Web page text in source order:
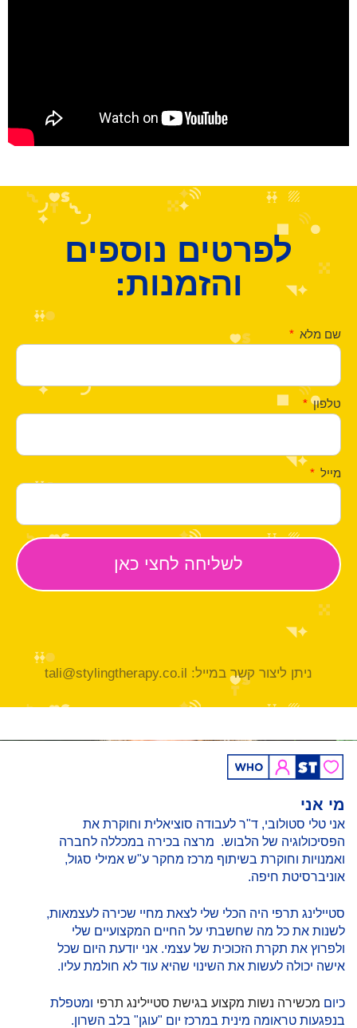
לפרטים נוספים
והזמנות:
שם מלא
טלפון
מייל
ניתן ליצור קשר במייל: tali@stylingtherapy.co.il
מי אני
אני טלי סטולובי, ד"ר לעבודה סוציאלית וחוקרת את
הפסיכולוגיה של הלבוש. מרצה בכירה במכללה לחברה
ואמנויות וחוקרת בשיתוף מרכז מחקר ע"ש אמילי סגול,
אוניברסיטת חיפה.
סטיילינג תרפי היה הכלי שלי לצאת מחיי שכירה לעצמאות,
לשנות את כל מה שחשבתי על החיים המקצועיים שלי
ולפרוץ את תקרת הזכוכית של עצמי. אני יודעת היום שכל
אישה יכולה לעשות את השינוי שהיא עוד לא חולמת עליו.
כיום מכשירה נשות מקצוע בגישת סטיילינג תרפי ומטפלת
בנפגעות טראומה מינית במרכז יום "עוגן" בלב השרון.